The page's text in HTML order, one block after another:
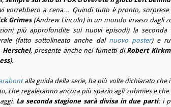
vorrebbero a cena… Quindi tutto è pronto, sorprese
Grimes(Andrew Lincoln) in un mondo invaso dagli
più approfondite sui nuovi episodi) la seconda
(fatto sottolineato anche dal nuovo poster) e
Herschel, presente anche nei fumetti di Robert
).
alla guida della serie, ha più volte dichiarato che
che regaleranno ancora più spazio agli zobmies e
La seconda stagione sarà divisa in due parti: i